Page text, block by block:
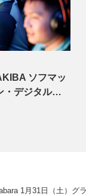
ソフマッ
・デジタル…
1月31日（土）グ